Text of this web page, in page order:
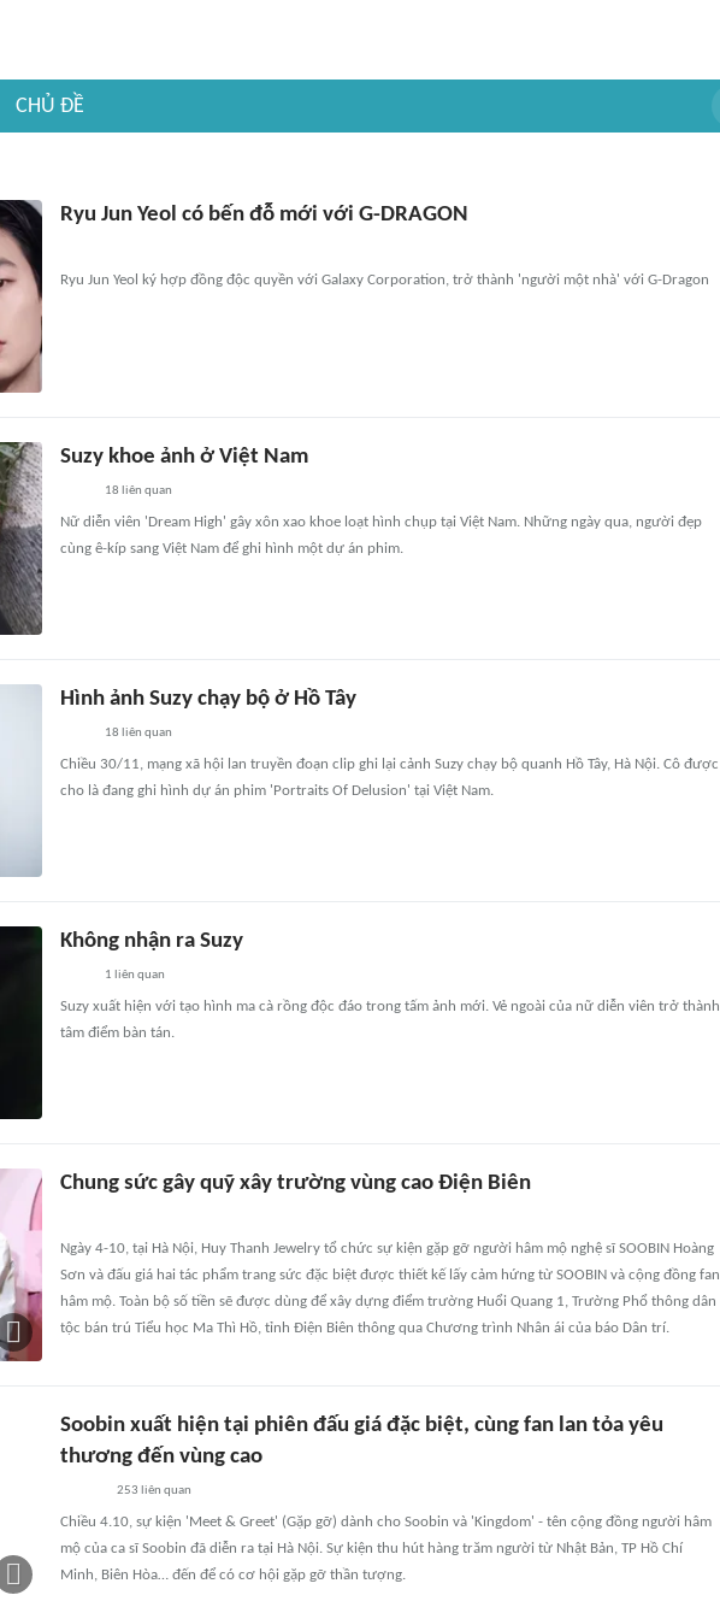
CHỦ ĐỀ
Ryu Jun Yeol có bến đỗ mới với G-DRAGON
Ryu Jun Yeol ký hợp đồng độc quyền với Galaxy Corporation, trở thành 'người một nhà' với G-Dragon
Suzy khoe ảnh ở Việt Nam
18 liên quan
Nữ diễn viên 'Dream High' gây xôn xao khoe loạt hình chụp tại Việt Nam. Những ngày qua, người đẹp
cùng ê-kíp sang Việt Nam để ghi hình một dự án phim.
Hình ảnh Suzy chạy bộ ở Hồ Tây
18 liên quan
Chiều 30/11, mạng xã hội lan truyền đoạn clip ghi lại cảnh Suzy chạy bộ quanh Hồ Tây, Hà Nội. Cô được
cho là đang ghi hình dự án phim 'Portraits Of Delusion' tại Việt Nam.
Không nhận ra Suzy
1 liên quan
Suzy xuất hiện với tạo hình ma cà rồng độc đáo trong tấm ảnh mới. Vẻ ngoài của nữ diễn viên trở thành
tâm điểm bàn tán.
Chung sức gây quỹ xây trường vùng cao Điện Biên
Ngày 4-10, tại Hà Nội, Huy Thanh Jewelry tổ chức sự kiện gặp gỡ người hâm mộ nghệ sĩ SOOBIN Hoàng
Sơn và đấu giá hai tác phẩm trang sức đặc biệt được thiết kế lấy cảm hứng từ SOOBIN và cộng đồng fan
hâm mộ. Toàn bộ số tiền sẽ được dùng để xây dựng điểm trường Huổi Quang 1, Trường Phổ thông dân
tộc bán trú Tiểu học Ma Thì Hồ, tỉnh Điện Biên thông qua Chương trình Nhân ái của báo Dân trí.
Soobin xuất hiện tại phiên đấu giá đặc biệt, cùng fan lan tỏa yêu
thương đến vùng cao
253 liên quan
Chiều 4.10, sự kiện 'Meet & Greet' (Gặp gỡ) dành cho Soobin và 'Kingdom' - tên cộng đồng người hâm
mộ của ca sĩ Soobin đã diễn ra tại Hà Nội. Sự kiện thu hút hàng trăm người từ Nhật Bản, TP Hồ Chí
Minh, Biên Hòa… đến để có cơ hội gặp gỡ thần tượng.